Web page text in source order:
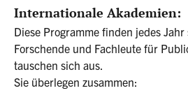
Internationale Akademien:
Diese Programme finden jedes Jahr
Forschende und Fachleute für
tauschen sich aus.
Sie überlegen zusammen: